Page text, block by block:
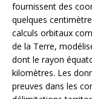
fournissent des
quelques
calculs orbitaux
de la Terre,
dont le rayon
kilomètres. Les
preuves dans les